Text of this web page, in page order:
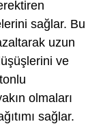
sağlar. Bu
uzun
ve
olmaları
sağlar.